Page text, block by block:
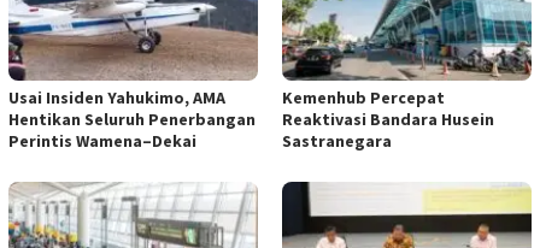
Usai Insiden Yahukimo, AMA
Hentikan Seluruh Penerbangan
Perintis Wamena–Dekai
Kemenhub Percepat
Reaktivasi Bandara Husein
Sastranegara